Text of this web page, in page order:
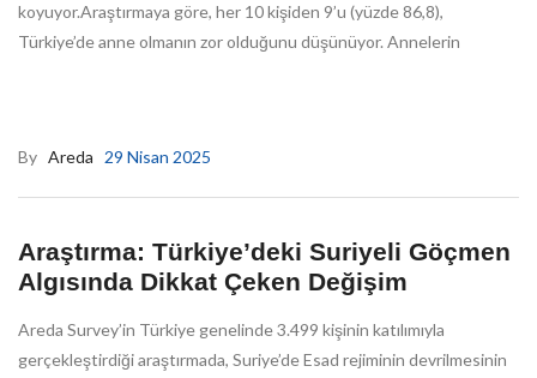
koyuyor.Araştırmaya göre, her 10 kişiden 9’u (yüzde 86,8),
Türkiye’de anne olmanın zor olduğunu düşünüyor. Annelerin
By Areda 29 Nisan 2025
Araştırma: Türkiye’deki Suriyeli Göçmen
Algısında Dikkat Çeken Değişim
Areda Survey’in Türkiye genelinde 3.499 kişinin katılımıyla
gerçekleştirdiği araştırmada, Suriye’de Esad rejiminin devrilmesinin